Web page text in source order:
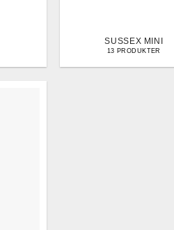
SUSSEX MINI
13 PRODUKTER